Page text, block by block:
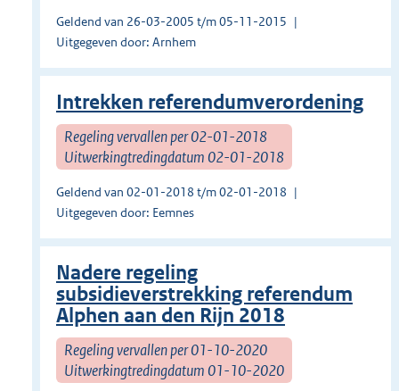
Geldend van 26-03-2005 t/m 05-11-2015
Uitgegeven door: Arnhem
Intrekken referendumverordening
Regeling vervallen per 02-01-2018
Uitwerkingtredingdatum 02-01-2018
Geldend van 02-01-2018 t/m 02-01-2018
Uitgegeven door: Eemnes
Nadere regeling
subsidieverstrekking referendum
Alphen aan den Rijn 2018
Regeling vervallen per 01-10-2020
Uitwerkingtredingdatum 01-10-2020